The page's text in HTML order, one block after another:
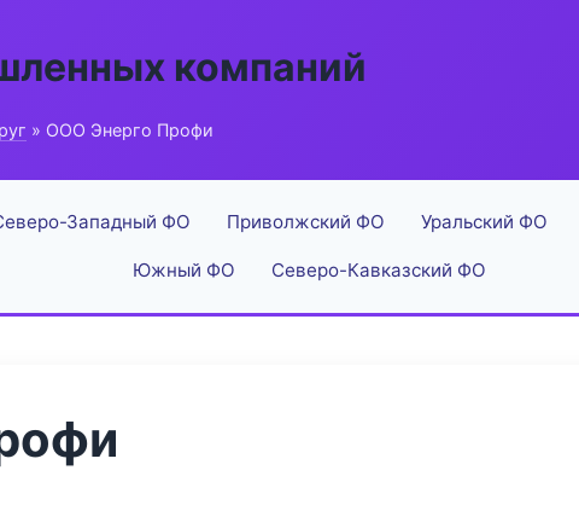
компаний
» ООО Энерго Профи
Западный ФО Приволжский ФО Уральский ФО
Южный ФО Северо-Кавказский ФО